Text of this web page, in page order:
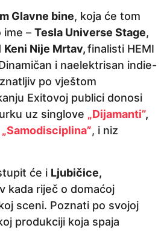
Glavne bine, koja će tom
ime – Tesla Universe Stage,
Keni Nije Mrtav,finalisti HEMI
i naelektrisan indie-
po vještom
Exitovoj publici donosi
uz singlove „Dijamanti”,
„Samodisciplina”, i niz
će i Ljubičice,
kada riječ o domaćoj
sceni. Poznati po svojoj
produkciji koja spaja